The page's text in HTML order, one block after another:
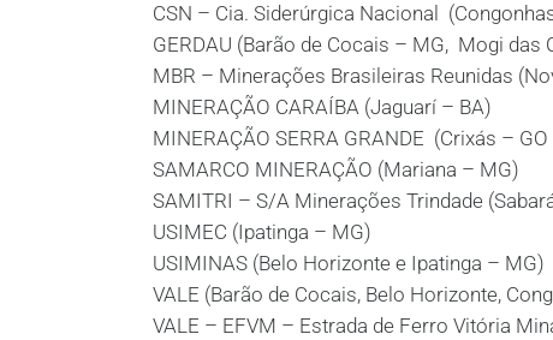
CSN – Cia. Siderúrgica Nacional
GERDAU (Barão de Cocais – MG, Mogi das
MBR – Minerações Brasileiras Reunidas
MINERAÇÃO CARAÍBA (Jaguarí – BA)
MINERAÇÃO SERRA GRANDE (Crixás – GO
SAMARCO MINERAÇÃO (Mariana – MG)
SAMITRI – S/A Minerações Trindade
USIMEC (Ipatinga – MG)
USIMINAS (Belo Horizonte e Ipatinga – MG)
VALE (Barão de Cocais, Belo Horizonte,
VALE – EFVM – Estrada de Ferro Vitória